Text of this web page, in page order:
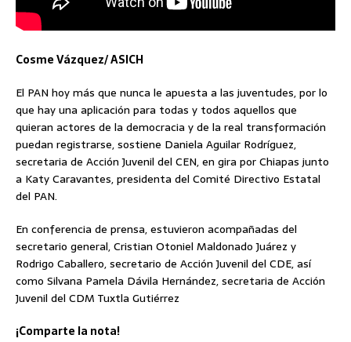
Cosme Vázquez/ ASICH
El PAN hoy más que nunca le apuesta a las juventudes, por lo
que hay una aplicación para todas y todos aquellos que
quieran actores de la democracia y de la real transformación
puedan registrarse, sostiene Daniela Aguilar Rodríguez,
secretaria de Acción Juvenil del CEN, en gira por Chiapas junto
a Katy Caravantes, presidenta del Comité Directivo Estatal
del PAN.
En conferencia de prensa, estuvieron acompañadas del
secretario general, Cristian Otoniel Maldonado Juárez y
Rodrigo Caballero, secretario de Acción Juvenil del CDE, así
como Silvana Pamela Dávila Hernández, secretaria de Acción
Juvenil del CDM Tuxtla Gutiérrez
¡Comparte la nota!